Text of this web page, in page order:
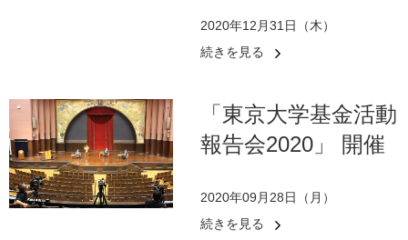
2020年12月31日（木）
続きを見る
「東京大学基金活動
報告会2020」 開催
2020年09月28日（月）
続きを見る